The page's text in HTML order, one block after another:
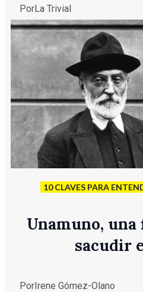
PorLa Trivial
10 CLAVES PARA
Unamuno,
sacudir
PorIrene Gómez-Olano